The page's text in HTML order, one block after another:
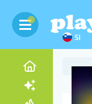
SI